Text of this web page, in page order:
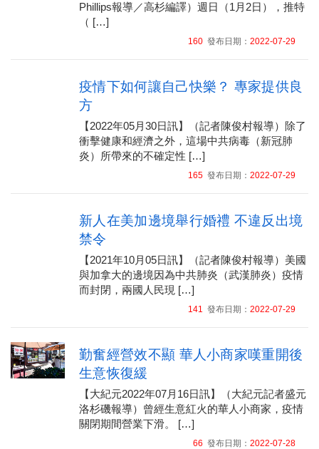
Phillips報導／高杉編譯）週日（1月2日），推特
（ […]
160發布日期： 2022-07-29
疫情下如何讓自己快樂？ 專家提供良
方
【2022年05月30日訊】（記者陳俊村報導）除了
衝擊健康和經濟之外，這場中共病毒（新冠肺
炎）所帶來的不確定性 […]
165發布日期： 2022-07-29
新人在美加邊境舉行婚禮 不違反出境
禁令
【2021年10月05日訊】（記者陳俊村報導）美國
與加拿大的邊境因為中共肺炎（武漢肺炎）疫情
而封閉，兩國人民現 […]
141 發布日期： 2022-07-29
勤奮經營效不顯 華人小商家嘆重開後
生意恢復緩
【大紀元2022年07月16日訊】（大紀元記者盛元
洛杉磯報導）曾經生意紅火的華人小商家，疫情
關閉期間營業下滑。 […]
66 發布日期： 2022-07-28